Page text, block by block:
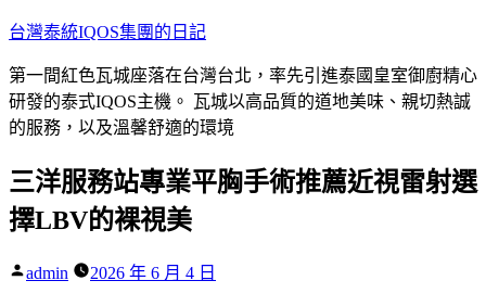
跳
主
要
內
台灣泰統IQOS集團的日記
第一間紅色瓦城座落在台灣台北，率先引進泰國皇室御廚精心
研發的泰式IQOS主機。 瓦城以高品質的道地美味、親切熱誠
的服務，以及溫馨舒適的環境
三洋服務站專業平胸手術推薦近視雷射選
擇LBV的裸視美
作
admin 2026 年 6 月 4 日